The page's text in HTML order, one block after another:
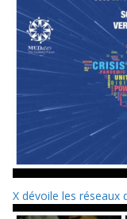
X dévoile les réseaux